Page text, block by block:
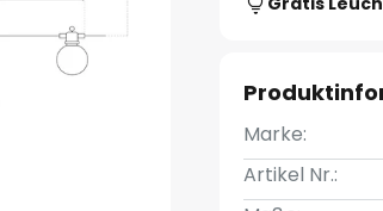
Marke:
Artikel Nr.: